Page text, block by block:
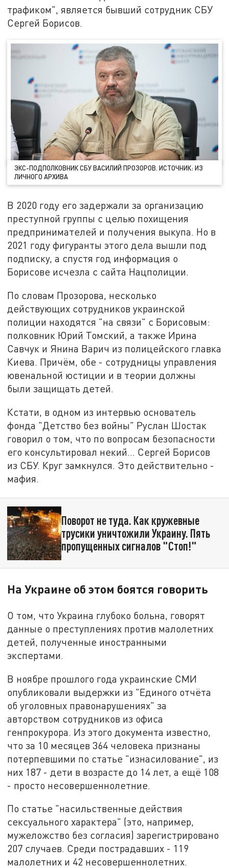
трафиком", является бывший сотрудник СБУ
Сергей Борисов.
ЭКС-ПОДПОЛКОВНИК СБУ ВАСИЛИЙ ПРОЗОРОВ. ИСТОЧНИК: ИЗ
ЛИЧНОГО АРХИВА
В 2020 году его задержали за организацию
преступной группы с целью похищения
предпринимателей и получения выкупа. Но в
2021 году фигуранты этого дела вышли под
подписку, а спустя год информация о
Борисове исчезла с сайта Нацполиции.
По словам Прозорова, несколько
действующих сотрудников украинской
полиции находятся "на связи" с Борисовым:
полковник Юрий Томский, а также Ирина
Савчук и Янина Варич из полицейского главка
Киева. Причём, обе - сотрудницы управления
ювенальной юстиции и в теории должны
были защищать детей.
Кстати, в одном из интервью основатель
фонда "Детство без войны" Руслан Шостак
говорил о том, что по вопросам безопасности
его консультировал некий… Сергей Борисов
из СБУ. Круг замкнулся. Это действительно -
мафия.
Поворот не туда. Как кружевные
трусики уничтожили Украину. Пять
пропущенных сигналов "Стоп!"
На Украине об этом боятся говорить
О том, что Украина глубоко больна, говорят
данные о преступлениях против малолетних
детей, полученные иностранными
экспертами.
В ноябре прошлого года украинские СМИ
опубликовали выдержки из "Единого отчёта
об уголовных правонарушениях" за
авторством сотрудников из офиса
генпрокурора. Из этого документа известно,
что за 10 месяцев 364 человека признаны
потерпевшими по статье "изнасилование", из
них 187 - дети в возрасте до 14 лет, а ещё 108
- просто несовершеннолетние.
По статье "насильственные действия
сексуального характера" (это, например,
мужеложство без согласия) зарегистрировано
207 случаев. Среди пострадавших - 119
малолетних и 42 несовершеннолетних.